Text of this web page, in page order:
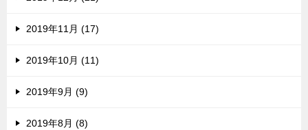
2019年11月 (17)
2019年10月 (11)
2019年9月 (9)
2019年8月 (8)